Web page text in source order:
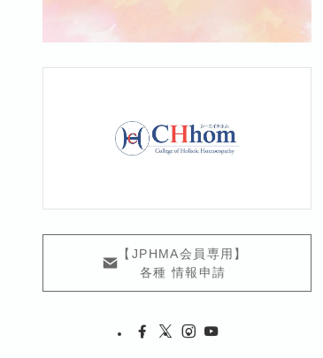
【JPHMA会員専用】
各種 情報申請